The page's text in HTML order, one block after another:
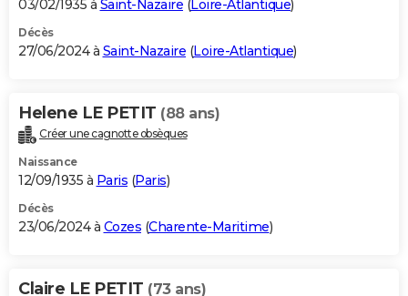
03/02/1935 à Saint-Nazaire (Loire-Atlantique)
Décès
27/06/2024 à Saint-Nazaire (Loire-Atlantique)
Helene LE PETIT (88 ans)
Créer une cagnotte obsèques
Naissance
12/09/1935 à Paris (Paris)
Décès
23/06/2024 à Cozes (Charente-Maritime)
Claire LE PETIT (73 ans)